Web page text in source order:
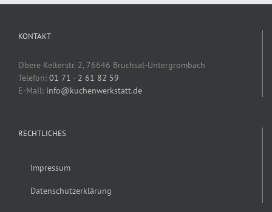
KONTAKT
Obere Kelterstr. 2, 76646 Bruchsal-Untergrombach
Telefon: 01 71 - 2 61 82 59
E-Mail: info@kuchenwerkstatt.de
RECHTLICHES
Impressum
Datenschutzerklärung